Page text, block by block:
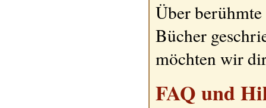
Über
Bücher
möchten wir
FAQ und